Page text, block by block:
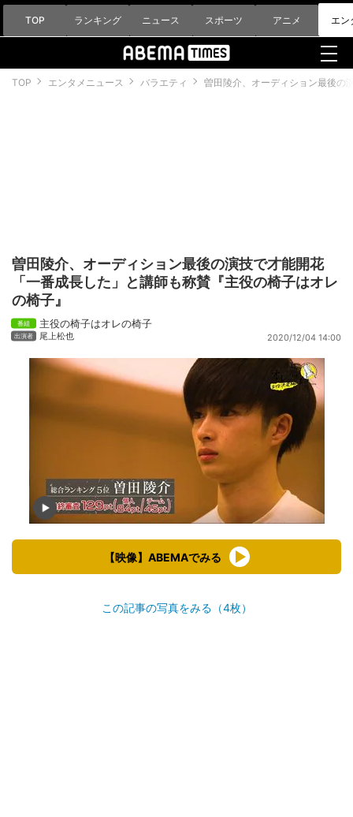
TOP ランキング ニュース スポーツ アニメ エン
TOP エンタメニュース バラエティ 曽田陵介、オーディション最後の
曽田陵介、オーディション最後の演技で才能開花
「一番成長した」と講師も称賛『主役の椅子はオレ
の椅子』
主役の椅子はオレの椅子
尾上松也 2020/12/04 14:00
【映像】ABEMAでみる
この記事の写真をみる（4枚）